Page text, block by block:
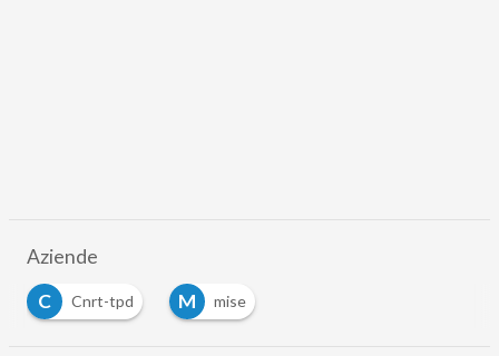
Aziende
C
Cnrt-tpd M
mise